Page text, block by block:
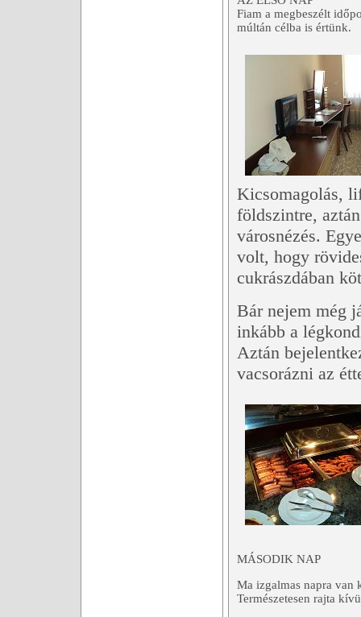
Fiam a megbeszélt
múltán célba is értünk.
Kicsomagolás,
földszintre,
városnézés.
volt, hogy
cukrászdában
Bár nejem még
inkább a
Aztán
vacsorázni az
MÁSODIK NAP
Ma izgalmas napra van
Természetesen rajta